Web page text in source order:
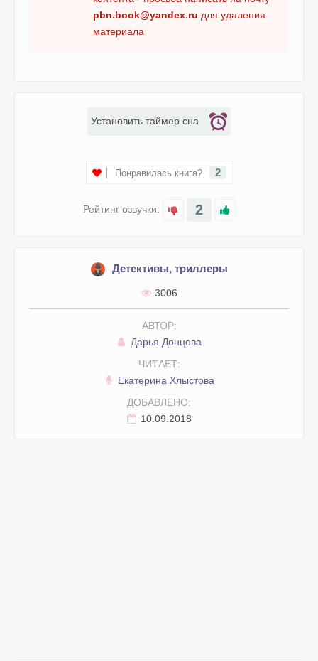
pbn.book@yandex.ru для удаления
материала
Рейтинг озвучки: 2
Понравилась книга? 2
Установить таймер сна
Детективы, триллеры
3006
АВТОР:
Дарья Донцова
ЧИТАЕТ:
Екатерина Хлыстова
ДОБАВЛЕНО:
10.09.2018